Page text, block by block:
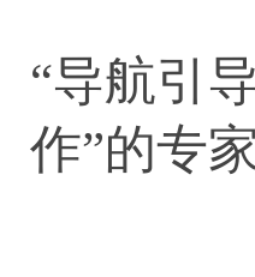
“导航引
作”的专